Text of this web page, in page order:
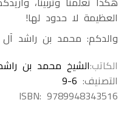
العظيمة لا حدود لها!
والدكم: محمد بن راشد
الكاتبالشيخ محمد بن
التصنيف: 9-6
ISBN:9789948343516